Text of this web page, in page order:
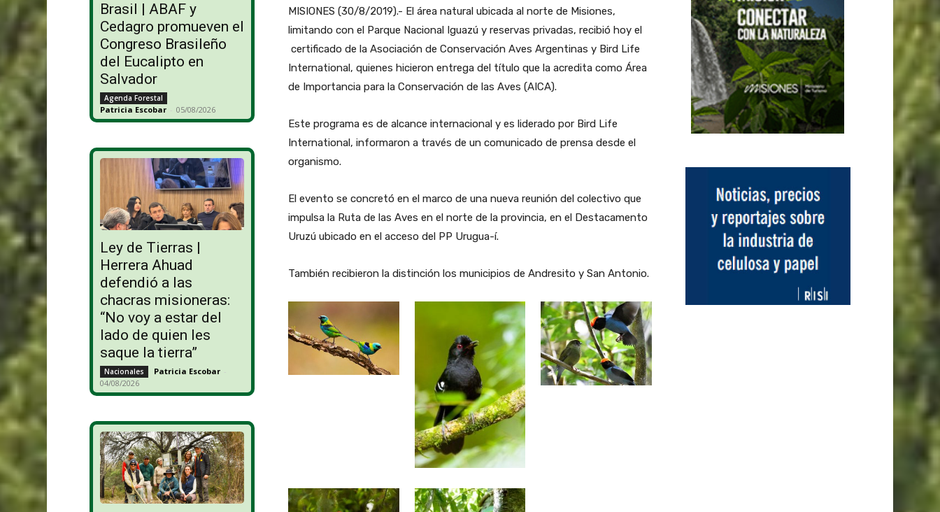
Brasil | ABAF y
Cedagro promueven el
Congreso Brasileño
del Eucalipto en
Salvador
Agenda Forestal
Patricia Escobar - 05/08/2026
Ley de Tierras |
Herrera Ahuad
defendió a las
chacras misioneras:
“No voy a estar del
lado de quien les
saque la tierra”
Nacionales Patricia Escobar -
04/08/2026
MISIONES (30/8/2019).- El área natural ubicada al norte de Misiones,
limitando con el Parque Nacional Iguazú y reservas privadas, recibió hoy el
certificado de la Asociación de Conservación Aves Argentinas y Bird Life
International, quienes hicieron entrega del título que la acredita como Área
de Importancia para la Conservación de las Aves (AICA).
Este programa es de alcance internacional y es liderado por Bird Life
International, informaron a través de un comunicado de prensa desde el
organismo.
El evento se concretó en el marco de una nueva reunión del colectivo que
impulsa la Ruta de las Aves en el norte de la provincia, en el Destacamento
Uruzú ubicado en el acceso del PP Urugua-í.
También recibieron la distinción los municipios de Andresito y San Antonio.